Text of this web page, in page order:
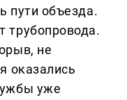
пути объезда.
трубопровода.
не
оказались
уже